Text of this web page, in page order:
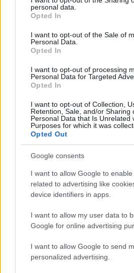
grant or deny consent to Google and
use your data for below specified
consent section.
personal data.
Opted In
I want to opt-out of the Sale of
Personal Data.
Opted In
I want to opt-out of processing
Personal Data for Targeted
Opted In
I want to opt-out of Collection,
Retention, Sale, and/or Sharing
Personal Data that Is Unrelated
Purposes for which it was
Opted Out
Google consents
I want to allow Google to
related to advertising like
device identifiers in apps.
I want to allow my user data to
Google for online advertising
I want to allow Google to send
personalized advertising.
Με λαμπρότητα ο εορτασμός
Σωτήρος στην Οβρυά ΦΩΤΟ
Τουρισμός για Ολους 2026: Τα
voucher διακοπών